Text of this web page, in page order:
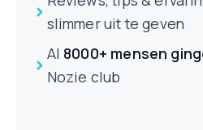
slimmer uit te geven
Al 8000+ mensen
Nozie club